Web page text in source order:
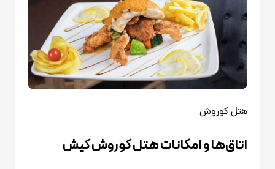
هتل کوروش
اتاق‌ها و امکانات هتل کوروش کیش